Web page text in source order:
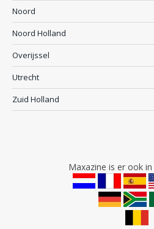
Noord
Noord Holland
Overijssel
Utrecht
Zuid Holland
Maxazine is er ook